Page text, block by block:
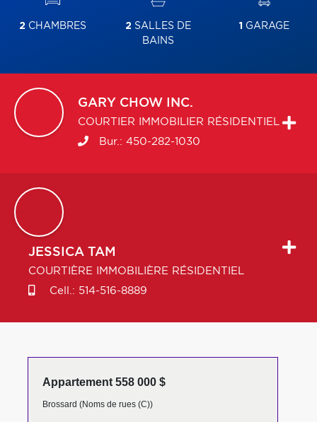
2 CHAMBRES 2 SALLES DE
BAINS
1 GARAGE
GARY CHOW INC.
COURTIER IMMOBILIER RÉSIDENTIEL
Bur.: 450-282-1030
JESSICA TAM
COURTIÈRE IMMOBILIÈRE RÉSIDENTIEL
Cell.: 514-516-8889
Appartement 558 000 $
Brossard (Noms de rues (C))